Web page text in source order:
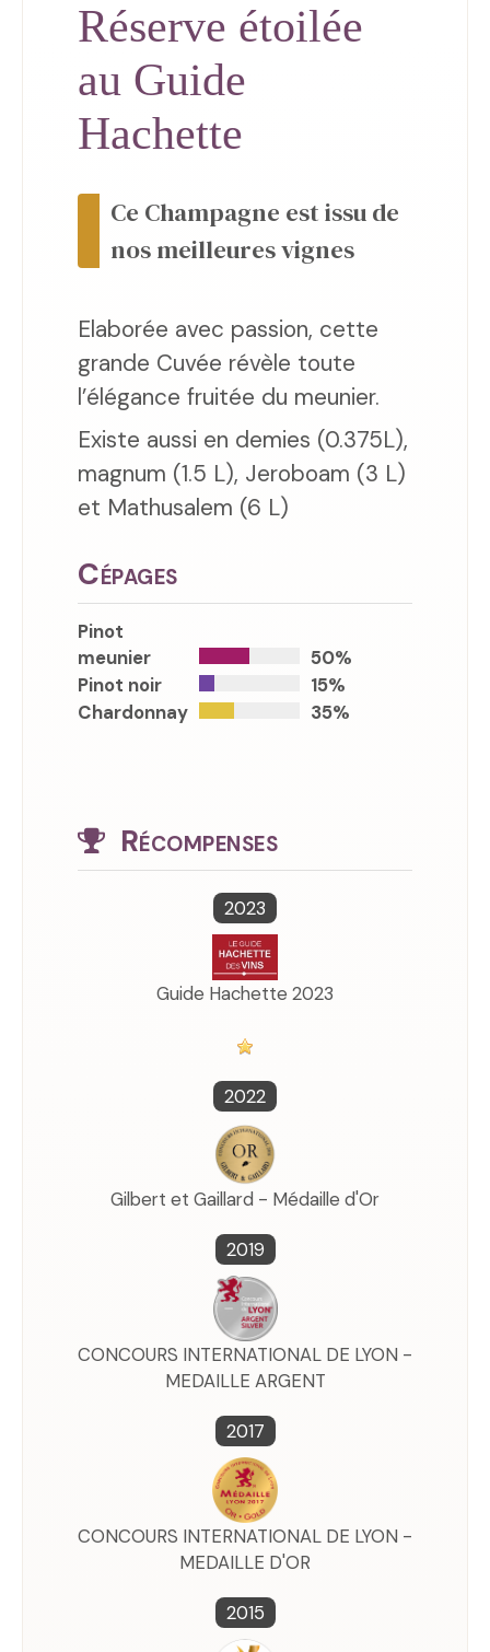
Réserve étoilée
au Guide
Hachette
Ce Champagne est issu de
nos meilleures vignes
Elaborée avec passion, cette
grande Cuvée révèle toute
l’élégance fruitée du meunier.
Existe aussi en demies (0.375L),
magnum (1.5 L), Jeroboam (3 L)
et Mathusalem (6 L)
Cépages
Pinot
meunier
50%
Pinot noir
15%
Chardonnay
35%
Récompenses
2023
Guide Hachette 2023
2022
Gilbert et Gaillard - Médaille d'Or
2019
CONCOURS INTERNATIONAL DE LYON -
MEDAILLE ARGENT
2017
CONCOURS INTERNATIONAL DE LYON -
MEDAILLE D'OR
2015